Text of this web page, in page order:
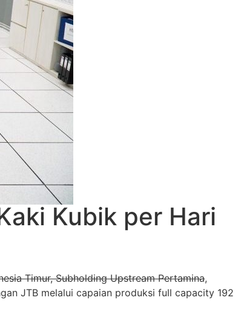
Kubik per Hari
Timur, Subholding Upstream Pertamina,
JTB melalui capaian produksi full capacity 192